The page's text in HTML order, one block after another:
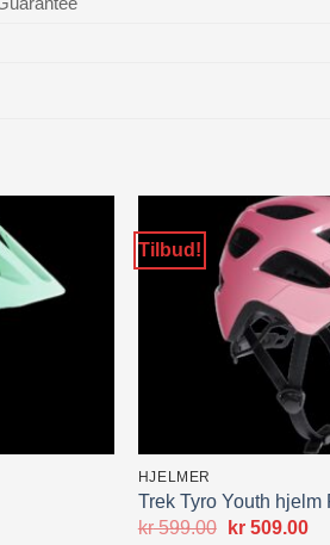
Tilbud!
HJELMER
Trek Tyro Youth hjelm
kr599.00
Opprinnelig
kr509.00